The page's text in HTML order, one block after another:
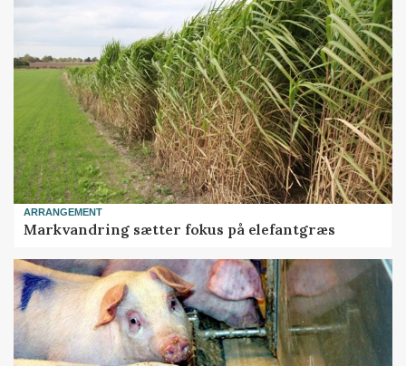
ARRANGEMENT
Markvandring sætter fokus på elefantgræs